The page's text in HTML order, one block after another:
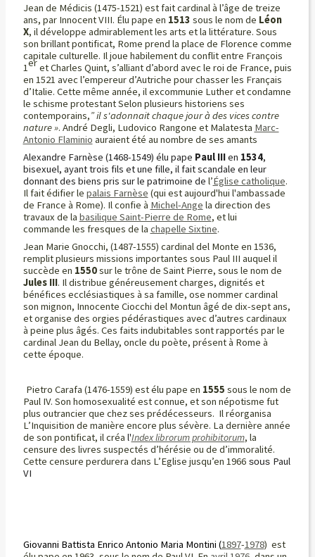
Jean de Médicis (1475-1521) est fait cardinal à l’âge de treize
ans, par Innocent VIII. Élu pape en 1513 sous le nom de Léon
X, il développe admirablement les arts et la littérature. Sous
son brillant pontificat, Rome prend la place de Florence comme
capitale culturelle. Il joue habilement du conflit entre François
1eret Charles Quint, s’alliant d’abord avec le roi de France, puis
en 1521 avec l’empereur d’Autriche pour chasser les Français
d’Italie. Cette même année, il excommunie Luther et condamne
le schisme protestant Selon plusieurs historiens ses
contemporains,”il s'adonnait chaque jour à des vices contre
nature ». André Degli, Ludovico Rangone et Malatesta Marc-
Antonio Flaminio auraient été au nombre de ses amants
Alexandre Farnèse (1468-1549) élu pape Paul IIIen 1534,
bisexuel, ayant trois fils et une fille, il fait scandale en leur
donnant des biens pris sur le patrimoine de l’Église catholique.
Il fait édifier le palais Farnèse (qui est aujourd'hui l'ambassade
de France à Rome). Il confie à Michel-Ange la direction des
travaux de la basilique Saint-Pierre de Rome, et lui
commande les fresques de la chapelle Sixtine.
Jean ­Marie Gnocchi, (1487-1555) cardinal del Monte en 1536,
remplit plusieurs missions importantes sous Paul III auquel il
succède en 1550sur le trône de Saint Pierre, sous le nom de
Jules III. Il distribue généreusement charges, dignités et
bénéfices ecclésiastiques à sa famille, ose nommer cardinal
son mignon, Innocente Ciocchi del Montun âgé de dix-sept ans,
et organise des orgies pédérastiques avec d’autres cardinaux
à peine plus âgés. Ces faits indubitables sont rapportés par le
cardinal Jean du Bellay, oncle du poète, présent à Rome à
cette époque.
Pietro Carafa (1476-1559) est élu pape en 1555 sous le nom de
Paul IV. Son homosexualité est connue, et son népotisme fut
plus outrancier que chez ses prédécesseurs. Il réorganisa
L’Inquisition de manière encore plus sévère. La dernière année
de son pontificat, il créa l'Index librorum prohibitorum, la
censure des livres suspectés d’hérésie ou de d’immoralité.
Cette censure perdurera dans L’Eglise jusqu’en 1966sous Paul
VI
Giovanni Battista Enrico Antonio Maria Montini (1897-1978) est